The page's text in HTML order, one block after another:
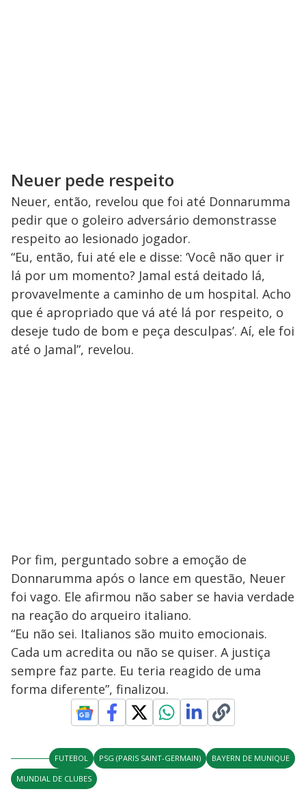
Neuer pede respeito
Neuer, então, revelou que foi até Donnarumma
pedir que o goleiro adversário demonstrasse
respeito ao lesionado jogador.
“Eu, então, fui até ele e disse: ‘Você não quer ir
lá por um momento? Jamal está deitado lá,
provavelmente a caminho de um hospital. Acho
que é apropriado que vá até lá por respeito, o
deseje tudo de bom e peça desculpas’. Aí, ele foi
até o Jamal”, revelou.
Por fim, perguntado sobre a emoção de
Donnarumma após o lance em questão, Neuer
foi vago. Ele afirmou não saber se havia verdade
na reação do arqueiro italiano.
“Eu não sei. Italianos são muito emocionais.
Cada um acredita ou não se quiser. A justiça
sempre faz parte. Eu teria reagido de uma
forma diferente”, finalizou.
FUTEBOL PSG (PARIS SAINT-GERMAIN)
BAYERN DE MUNIQUE
MUNDIAL DE CLUBES